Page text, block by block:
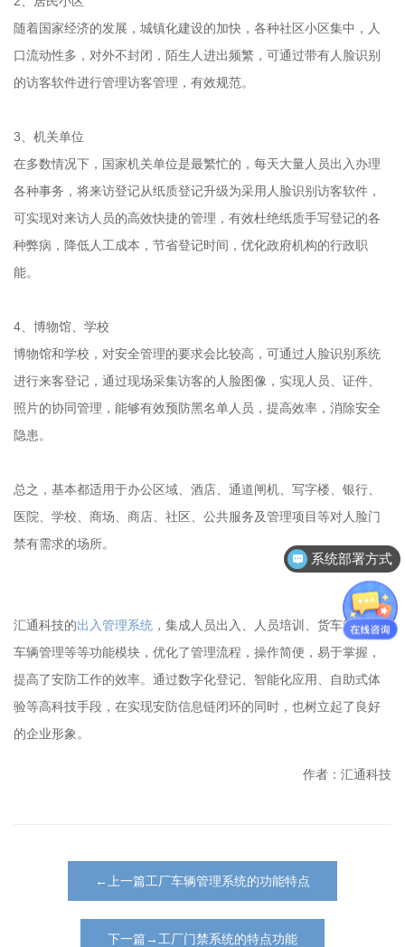
随着国家经济的发展，城镇化建设的加快，各种社区小区集中，人
口流动性多，对外不封闭，陌生人进出频繁，可通过带有人脸识别
的访客软件进行管理访客管理，有效规范。
3、机关单位
在多数情况下，国家机关单位是最繁忙的，每天大量人员出入办理
各种事务，将来访登记从纸质登记升级为采用人脸识别访客软件，
可实现对来访人员的高效快捷的管理，有效杜绝纸质手写登记的各
种弊病，降低人工成本，节省登记时间，优化政府机构的行政职
能。
4、博物馆、学校
博物馆和学校，对安全管理的要求会比较高，可通过人脸识别系统
进行来客登记，通过现场采集访客的人脸图像，实现人员、证件、
照片的协同管理，能够有效预防黑名单人员，提高效率，消除安全
隐患。
总之，基本都适用于办公区域、酒店、通道闸机、写字楼、银行、
医院、学校、商场、商店、社区、公共服务及管理项目等对人脸门
禁有需求的场所。
汇通科技的出入管理系统 ，集成人员出入、人员培训、货车管控、
车辆管理等等功能模块，优化了管理流程，操作简便，易于掌握，
提高了安防工作的效率。通过数字化登记、智能化应用、自助式体
验等高科技手段，在实现安防信息链闭环的同时，也树立起了良好
的企业形象。
作者：汇通科技
←上一篇工厂车辆管理系统的功能特点
下一篇→工厂门禁系统的特点功能
系统部署方式